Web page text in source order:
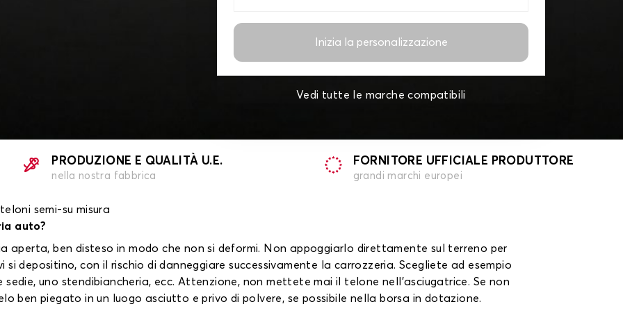
Inizia la personalizzazione
Vedi tutte le marche compatibili
PRODUZIONE E QUALITÀ U.E.
nella nostra fabbrica
FORNITORE UFFICIALE PRODUTTORE
grandi marchi europei
semi-su misura
auto?
aperta, ben disteso in modo che non si deformi. Non appoggiarlo direttamente sul terreno per
si depositino, con il rischio di danneggiare successivamente la carrozzeria. Scegliete ad esempio
uno stendibiancheria, ecc. Attenzione, non mettete mai il telone nell'asciugatrice. Se non
ben piegato in un luogo asciutto e privo di polvere, se possibile nella borsa in dotazione.